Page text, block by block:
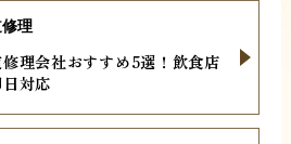
理会社おすすめ5選！飲食店
対応
理